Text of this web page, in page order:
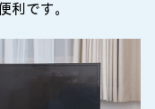
利です。